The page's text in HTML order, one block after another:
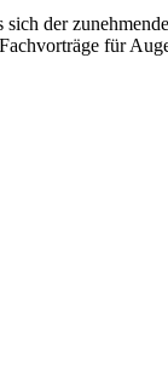
der
für